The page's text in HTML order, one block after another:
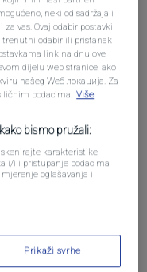
neki od sadržaja i
vas. Ovaj odabir postavki
odabir ili pristanak
link na dnu ove
dijelu web stranice, ako
našeg Wеб локација. Za
ličnim podacima. Više
bismo pružali:
karakteristike
i/ili pristupanje podacima
oglašavanja i
Prikaži svrhe